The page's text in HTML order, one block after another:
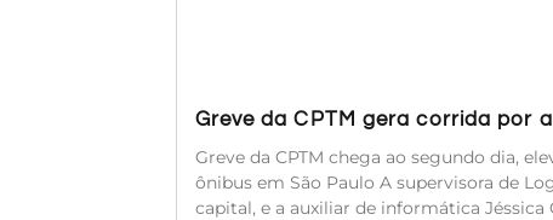
Greve da CPTM gera corrida por
Greve da CPTM chega ao segundo dia,
ônibus em São Paulo A supervisora de
capital, e a auxiliar de informática Jéssica